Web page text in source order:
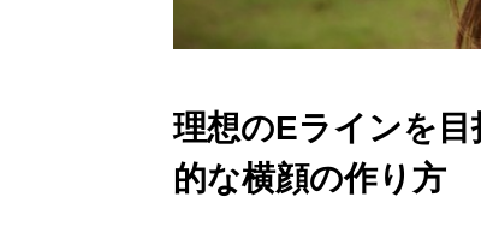
理想のEラインを
的な横顔の作り方